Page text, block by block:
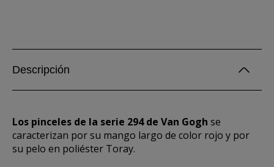
Descripción
Los pinceles de la serie 294 de Van Gogh se
caracterizan por su mango largo de color rojo y por
su pelo en poliéster Toray.